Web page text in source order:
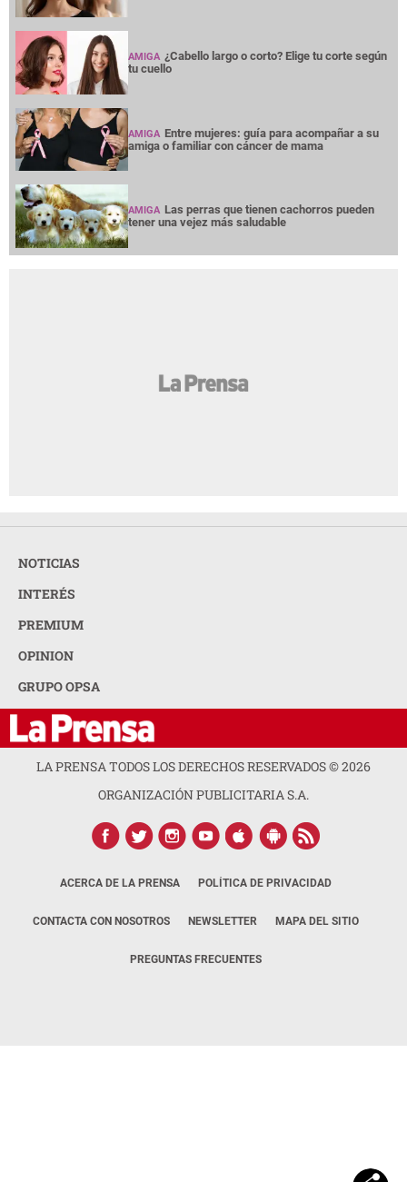
AMIGA ¿Cabello largo o corto? Elige tu corte según
tu cuello
AMIGA Entre mujeres: guía para acompañar a su
amiga o familiar con cáncer de mama
AMIGA Las perras que tienen cachorros pueden
tener una vejez más saludable
NOTICIAS
INTERÉS
PREMIUM
OPINION
GRUPO OPSA
LA PRENSA TODOS LOS DERECHOS RESERVADOS ©2026
ORGANIZACIÓN PUBLICITARIA S.A.
ACERCA DE LA PRENSA POLÍTICA DE PRIVACIDAD
CONTACTA CON NOSOTROS NEWSLETTER MAPA DEL SITIO
PREGUNTAS FRECUENTES